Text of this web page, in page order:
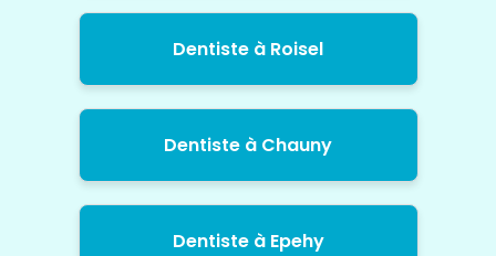
Dentiste à Roisel
Dentiste à Chauny
Dentiste à Epehy